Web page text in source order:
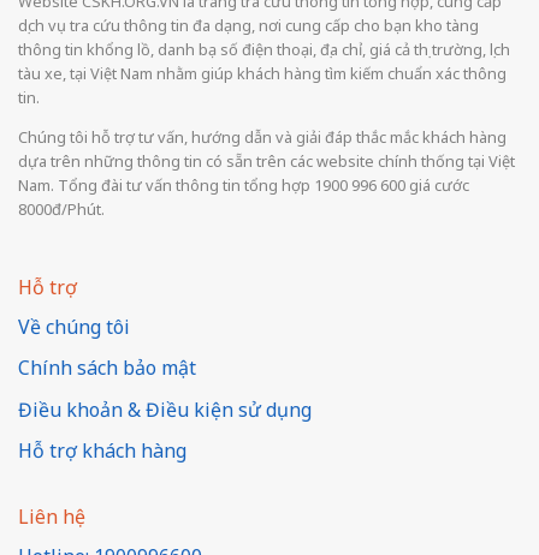
dịch vụ tra cứu thông tin đa dạng, nơi cung cấp cho bạn kho tàng
thông tin khổng lồ, danh bạ số điện thoại, địa chỉ, giá cả thị trường, lịch
tàu xe, tại Việt Nam nhằm giúp khách hàng tìm kiếm chuẩn xác thông
tin.
Chúng tôi hỗ trợ tư vấn, hướng dẫn và giải đáp thắc mắc khách hàng
dựa trên những thông tin có sẵn trên các website chính thống tại Việt
Nam. Tổng đài tư vấn thông tin tổng hợp 1900 996 600 giá cước
8000đ/Phút.
Hỗ trợ
Về chúng tôi
Chính sách bảo mật
Điều khoản & Điều kiện sử dụng
Hỗ trợ khách hàng
Liên hệ